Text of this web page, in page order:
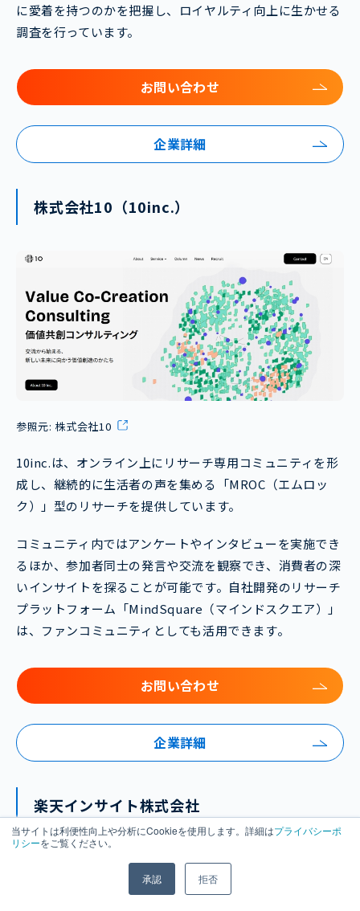
当サイトは利便性向上や分析にCookieを使用します。詳細はプライバシーポ
リシーをご覧ください。
承認 拒否
に愛着を持つのかを把握し、ロイヤルティ向上に生かせる
調査を行っています。
お問い合わせ
企業詳細
株式会社10（10inc.）
参照元: 株式会社10
10inc.は、オンライン上にリサーチ専用コミュニティを形
成し、継続的に生活者の声を集める「MROC（エムロッ
ク）」型のリサーチを提供しています。
コミュニティ内ではアンケートやインタビューを実施でき
るほか、参加者同士の発言や交流を観察でき、消費者の深
いインサイトを探ることが可能です。自社開発のリサーチ
プラットフォーム「MindSquare（マインドスクエア）」
は、ファンコミュニティとしても活用できます。
お問い合わせ
企業詳細
楽天インサイト株式会社